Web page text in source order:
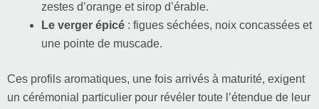
zestes d’orange et sirop d’érable.
Le verger épicé : figues séchées, noix concassées et
une pointe de muscade.
Ces profils aromatiques, une fois arrivés à maturité, exigent
un cérémonial particulier pour révéler toute l’étendue de leur